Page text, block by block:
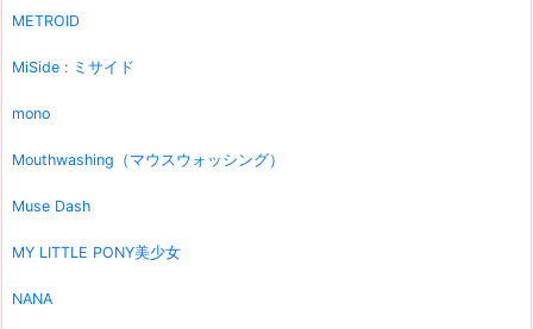
METROID
MiSide : ミサイド
mono
Mouthwashing（マウスウォッシング）
Muse Dash
MY LITTLE PONY美少女
NANA